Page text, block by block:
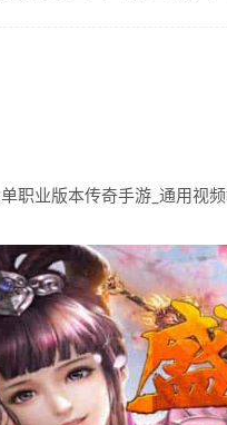
职业版本传奇手游_通用视